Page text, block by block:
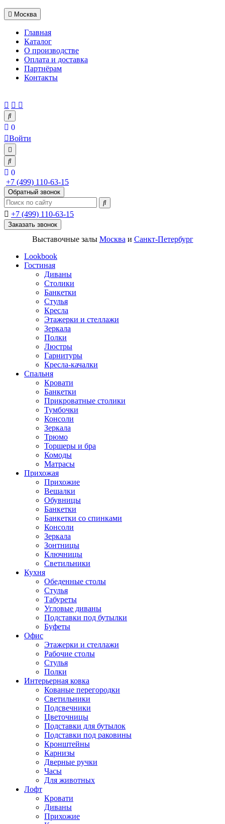
Москва
Главная
Каталог
О производстве
Оплата и доставка
Партнёрам
Контакты
0
Войти
0
+7 (499) 110-63-15
Обратный звонок
+7 (499) 110-63-15
Заказать звонок
Выставочные залы Москва и Санкт-Петербург
Lookbook
Гостиная
Диваны
Столики
Банкетки
Стулья
Кресла
Этажерки и стеллажи
Зеркала
Полки
Люстры
Гарнитуры
Кресла-качалки
Спальня
Кровати
Банкетки
Прикроватные столики
Тумбочки
Консоли
Зеркала
Трюмо
Торшеры и бра
Комоды
Матрасы
Прихожая
Прихожие
Вешалки
Обувницы
Банкетки
Банкетки со спинками
Консоли
Зеркала
Зонтницы
Ключницы
Светильники
Кухня
Обеденные столы
Стулья
Табуреты
Угловые диваны
Подставки под бутылки
Буфеты
Офис
Этажерки и стеллажи
Рабочие столы
Стулья
Полки
Интерьерная ковка
Кованые перегородки
Светильники
Подсвечники
Цветочницы
Подставки для бутылок
Подставки под раковины
Кронштейны
Карнизы
Дверные ручки
Часы
Для животных
Лофт
Кровати
Диваны
Прихожие